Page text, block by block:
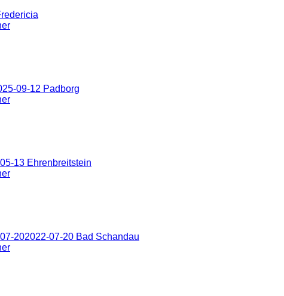
09-12 Padborg
13 Ehrenbreitstein
202022-07-20 Bad Schandau